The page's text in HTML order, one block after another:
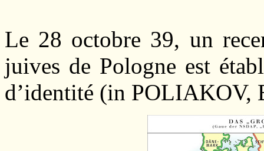
Le 28 octobre 39, un
juives de Pologne est
d’identité (in POLIAKOV,